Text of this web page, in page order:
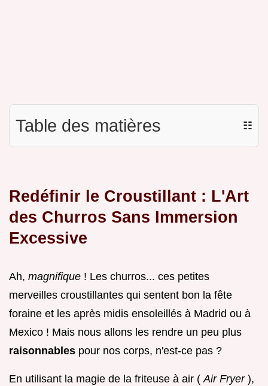
Table des matières ☷
Redéfinir le Croustillant : L'Art
des Churros Sans Immersion
Excessive
Ah, magnifique ! Les churros... ces petites
merveilles croustillantes qui sentent bon la fête
foraine et les après midis ensoleillés à Madrid ou à
Mexico ! Mais nous allons les rendre un peu plus
raisonnables pour nos corps, n'est-ce pas ?
En utilisant la magie de la friteuse à air (Air Fryer ),